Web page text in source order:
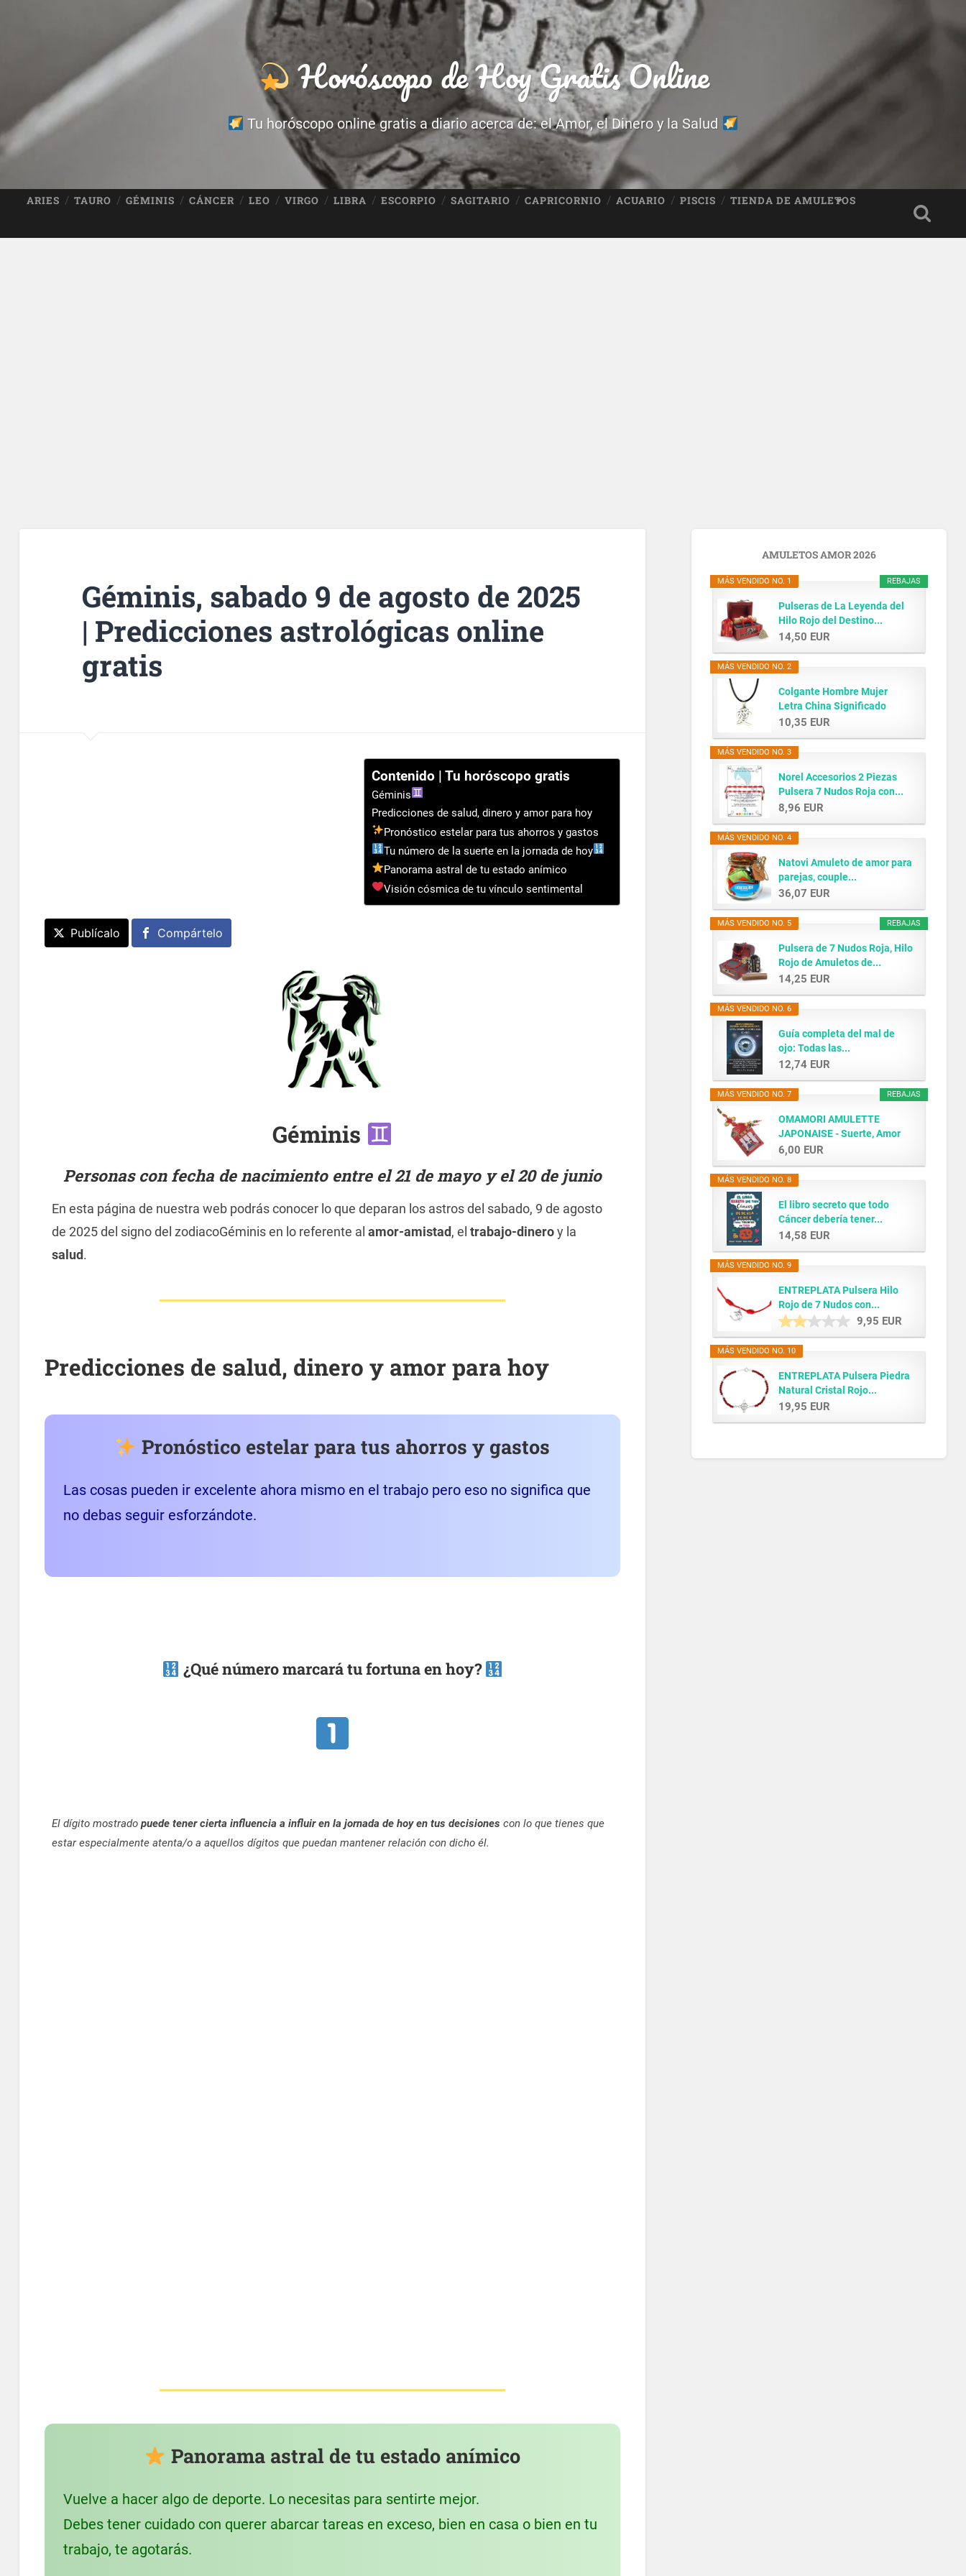
Horóscopo de Hoy Gratis Online
Tu horóscopo online gratis a diario acerca de: el Amor, el Dinero y la Salud
ARIES TAURO GÉMINIS CÁNCER LEO VIRGO LIBRA ESCORPIO SAGITARIO CAPRICORNIO ACUARIO PISCIS TIENDA DE AMULETOS
Géminis, sabado 9 de agosto de 2025
| Predicciones astrológicas online
gratis
Contenido | Tu horóscopo gratis
Géminis
Predicciones de salud, dinero y amor para hoy
Pronóstico estelar para tus ahorros y gastos
Tu número de la suerte en la jornada de hoy
Panorama astral de tu estado anímico
Visión cósmica de tu vínculo sentimental
Publícalo Compártelo
Géminis
Personas con fecha de nacimiento entre el 21 de mayo y el 20 de junio
En esta página de nuestra web podrás conocer lo que deparan los astros del sabado, 9 de agosto
de 2025 del signo del zodiacoGéminis en lo referente al amor-amistad, el trabajo-dineroy la
salud.
Predicciones de salud, dinero y amor para hoy
Pronóstico estelar para tus ahorros y gastos
Las cosas pueden ir excelente ahora mismo en el trabajo pero eso no significa que
no debas seguir esforzándote.
¿Qué número marcará tu fortuna en hoy?
El dígito mostrado puede tener cierta influencia a influir en la jornada de hoy en tus decisiones con lo que tienes que
estar especialmente atenta/o a aquellos dígitos que puedan mantener relación con dicho él.
Panorama astral de tu estado anímico
Vuelve a hacer algo de deporte. Lo necesitas para sentirte mejor.
Debes tener cuidado con querer abarcar tareas en exceso, bien en casa o bien en tu
trabajo, te agotarás.
AMULETOS AMOR 2026
REBAJAS
MÁS VENDIDO NO. 1
Pulseras de La Leyenda del
Hilo Rojo del Destino...
14,50 EUR
MÁS VENDIDO NO. 2
Colgante Hombre Mujer
Letra China Significado
AMOR...
10,35 EUR
MÁS VENDIDO NO. 3
Norel Accesorios 2 Piezas
Pulsera 7 Nudos Roja con...
8,96 EUR
MÁS VENDIDO NO. 4
Natovi Amuleto de amor para
parejas, couple...
36,07 EUR
REBAJAS
MÁS VENDIDO NO. 5
Pulsera de 7 Nudos Roja, Hilo
Rojo de Amuletos de...
14,25 EUR
MÁS VENDIDO NO. 6
Guía completa del mal de
ojo: Todas las...
12,74 EUR
REBAJAS
MÁS VENDIDO NO. 7
OMAMORI AMULETTE
JAPONAISE - Suerte, Amor
y...
6,00 EUR
MÁS VENDIDO NO. 8
El libro secreto que todo
Cáncer debería tener...
14,58 EUR
MÁS VENDIDO NO. 9
ENTREPLATA Pulsera Hilo
Rojo de 7 Nudos con...
9,95 EUR
MÁS VENDIDO NO. 10
ENTREPLATA Pulsera Piedra
Natural Cristal Rojo...
19,95 EUR